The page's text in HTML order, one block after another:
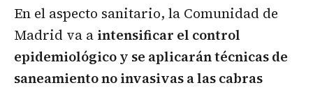
En el aspecto sanitario, la Comunidad de
Madrid va a intensificar el control
epidemiológico y se aplicarán técnicas de
saneamiento no invasivas a las cabras